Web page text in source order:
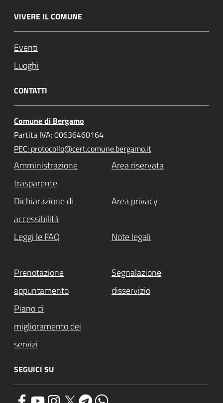
VIVERE IL COMUNE
Eventi
Luoghi
CONTATTI
Comune di Bergamo
Partita IVA: 00636460164
PEC: protocollo@cert.comune.bergamo.it
Amministrazione
trasparente
Area riservata
Dichiarazione di
accessibilità
Area privacy
Leggi le FAQ Note legali
Prenotazione
appuntamento
Segnalazione
disservizio
Piano di
miglioramento dei
servizi
SEGUICI SU